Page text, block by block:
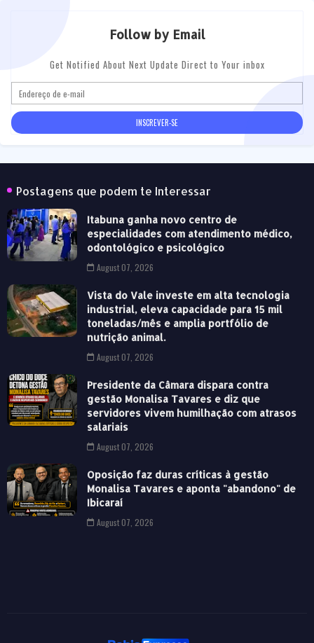
Follow by Email
Get Notified About Next Update Direct to Your inbox
Postagens que podem te Interessar
Itabuna ganha novo centro de
especialidades com atendimento médico,
odontológico e psicológico
August 07, 2026
Vista do Vale investe em alta tecnologia
industrial, eleva capacidade para 15 mil
toneladas/mês e amplia portfólio de
nutrição animal.
August 07, 2026
Presidente da Câmara dispara contra
gestão Monalisa Tavares e diz que
servidores vivem humilhação com atrasos
salariais
August 07, 2026
Oposição faz duras críticas à gestão
Monalisa Tavares e aponta "abandono" de
Ibicaraí
August 07, 2026